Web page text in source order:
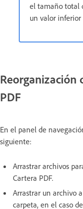
el tamaño total
un valor inferior
Reorganización
PDF
En el panel de
siguiente:
Arrastrar archivos
Cartera PDF.
Arrastrar un archivo
carpeta, en el caso